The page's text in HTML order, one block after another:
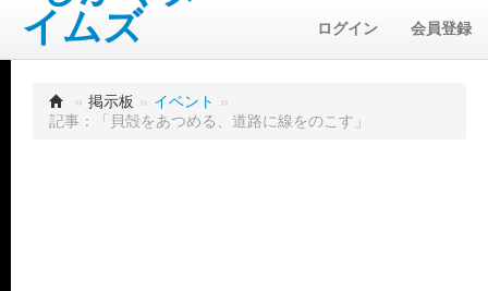
ログイン 会員登録
» 掲示板 » イベント »
記事：「貝殻をあつめる、道路に線をのこす」